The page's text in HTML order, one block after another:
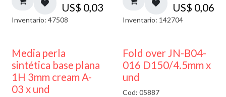
US$ 0,03
Inventario: 47508
US$ 0,06
Inventario: 142704
Media perla
sintética base plana
1H 3mm cream A-
03 x und
Fold over JN-B04-
016 D150/4.5mm x
und
Cod: 05887